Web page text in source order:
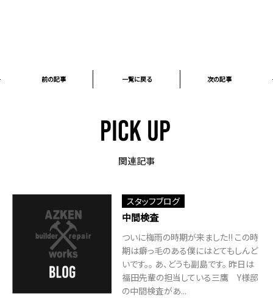
前の記事 一覧に戻る 次の記事
関連記事
スタッフブログ
中間検査
ついに梅雨の時期が来ました!! この時
期は癖っ毛のある僕にはとてもしんど
いです。。 あ、どうも副島です。 昨日は
福田先輩の担当している三鷹 Y様邸
の中間検査があ...